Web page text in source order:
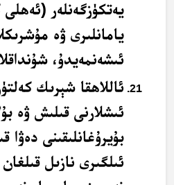
يەتكۈزگەنلەر (ئەھلى
يامانلىرى ۋە
ئىشەنمەيدۇ،
ئاللاھقا شېرىك
ئىشلارنى قىلىش ۋە
بۇيرۇغانلىقىنى دەۋا
ئىلگىرى نازىل